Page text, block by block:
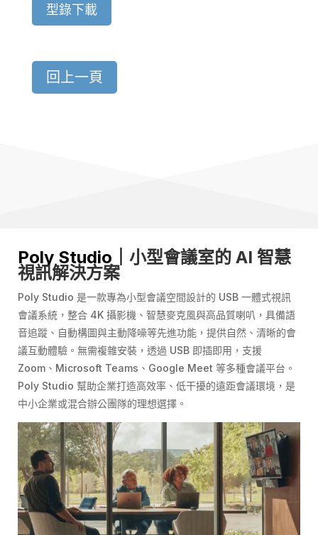
型錄下載
回上一頁
Poly Studio 小型會議室的 AI 智慧
視訊解決方案
Poly Studio 是一款專為小型會議空間設計的 USB 一體式視訊
會議系統，整合 4K 攝影機、智慧麥克風與高品質喇叭，具備語
音追蹤、自動構圖與主動降噪等先進功能，提供自然、清晰的會
議互動體驗。無需複雜安裝，透過 USB 即插即用，支援
Zoom、Microsoft Teams、Google Meet 等多種會議平台。
Poly Studio 幫助企業打造高效率、低干擾的遠距會議環境，是
中小企業或混合辦公團隊的理想選擇。